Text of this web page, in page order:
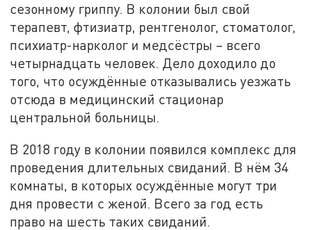
сезонному гриппу. В колонии был свой
терапевт, фтизиатр, рентгенолог, стоматолог,
психиатр-нарколог и медсёстры – всего
четырнадцать человек. Дело доходило до
того, что осуждённые отказывались уезжать
отсюда в медицинский стационар
центральной больницы.
В 2018 году в колонии появился комплекс для
проведения длительных свиданий. В нём 34
комнаты, в которых осуждённые могут три
дня провести с женой. Всего за год есть
право на шесть таких свиданий.